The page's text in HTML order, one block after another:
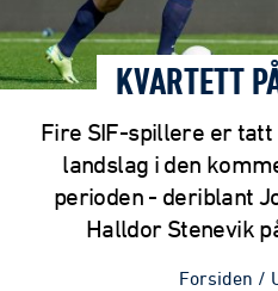
KVARTETT
Fire SIF-spillere er
landslag i den
perioden - deriblant
Halldor Stenevik
Forsiden /